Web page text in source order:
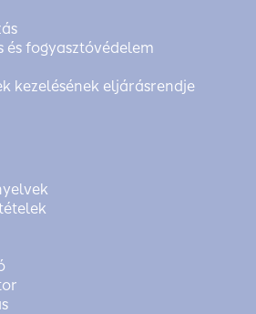
és fogyasztóvédelem
kezelésének eljárásrendje